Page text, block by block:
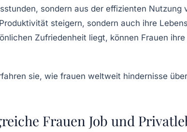
sondern aus der effizienten
Produktivität steigern, sondern auch ihre
Zufriedenheit liegt, können Frauen
Frauen Job und